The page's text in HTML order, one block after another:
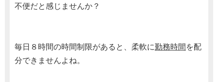
不便だと感じませんか？
毎日８時間の時間制限があると、柔軟に勤務時間を配
分できませんよね。